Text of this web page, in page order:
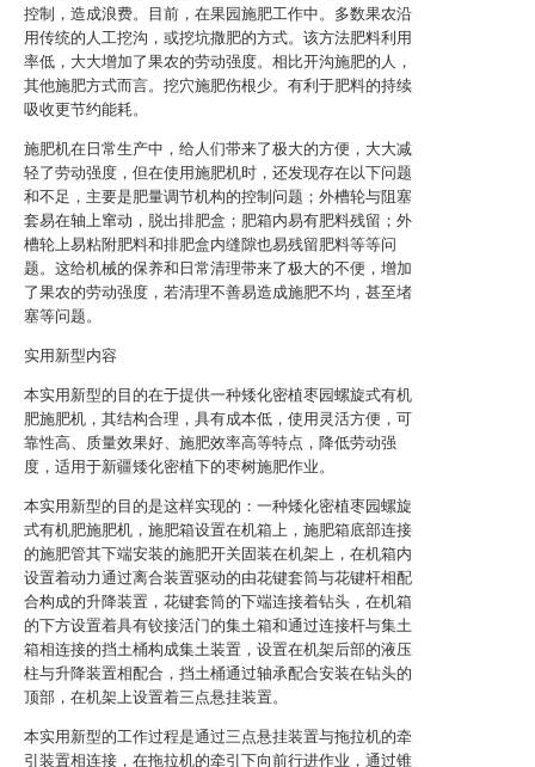
控制，造成浪费。目前，在果园施肥工作中。多数果农沿
用传统的人工挖沟，或挖坑撒肥的方式。该方法肥料利用
率低，大大增加了果农的劳动强度。相比开沟施肥的人，
其他施肥方式而言。挖穴施肥伤根少。有利于肥料的持续
吸收更节约能耗。
施肥机在日常生产中，给人们带来了极大的方便，大大减
轻了劳动强度，但在使用施肥机时，还发现存在以下问题
和不足，主要是肥量调节机构的控制问题；外槽轮与阻塞
套易在轴上窜动，脱出排肥盒；肥箱内易有肥料残留；外
槽轮上易粘附肥料和排肥盒内缝隙也易残留肥料等等问
题。这给机械的保养和日常清理带来了极大的不便，增加
了果农的劳动强度，若清理不善易造成施肥不均，甚至堵
塞等问题。
实用新型内容
本实用新型的目的在于提供一种矮化密植枣园螺旋式有机
肥施肥机，其结构合理，具有成本低，使用灵活方便，可
靠性高、质量效果好、施肥效率高等特点，降低劳动强
度，适用于新疆矮化密植下的枣树施肥作业。
本实用新型的目的是这样实现的：一种矮化密植枣园螺旋
式有机肥施肥机，施肥箱设置在机箱上，施肥箱底部连接
的施肥管其下端安装的施肥开关固装在机架上，在机箱内
设置着动力通过离合装置驱动的由花键套筒与花键杆相配
合构成的升降装置，花键套筒的下端连接着钻头，在机箱
的下方设置着具有铰接活门的集土箱和通过连接杆与集土
箱相连接的挡土桶构成集土装置，设置在机架后部的液压
柱与升降装置相配合，挡土桶通过轴承配合安装在钻头的
顶部，在机架上设置着三点悬挂装置。
本实用新型的工作过程是通过三点悬挂装置与拖拉机的牵
引装置相连接，在拖拉机的牵引下向前行进作业，通过锥